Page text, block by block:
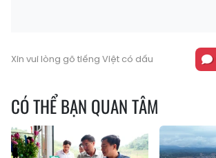
Xin vui lòng gõ tiếng Việt có dấu
CÓ THỂ BẠN QUAN TÂM